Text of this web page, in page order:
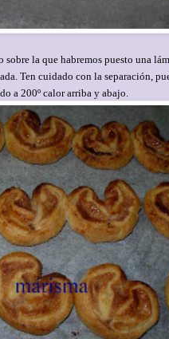
la que habremos puesto una
Ten cuidado con la separación,
a 200º calor arriba y abajo.